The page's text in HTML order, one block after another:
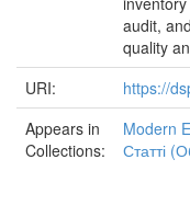
audit,
quality
URI:
https://
Appears in
Collections:
Modern
Статті